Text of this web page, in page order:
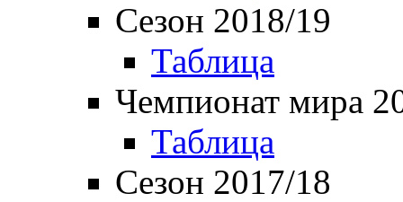
Сезон 2018/19
Таблица
Чемпионат мира
Таблица
Сезон 2017/18